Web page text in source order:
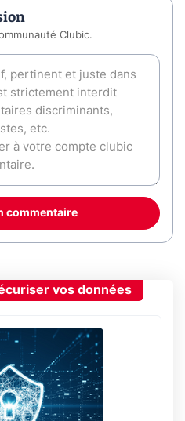
Clubic.
commentaire
vos données